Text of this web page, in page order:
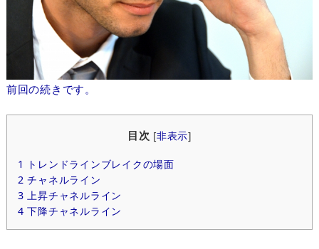
前回の続きです。
目次 [非表示]
1
トレンドラインブレイクの場面
2 チャネルライン
3 上昇チャネルライン
4 下降チャネルライン